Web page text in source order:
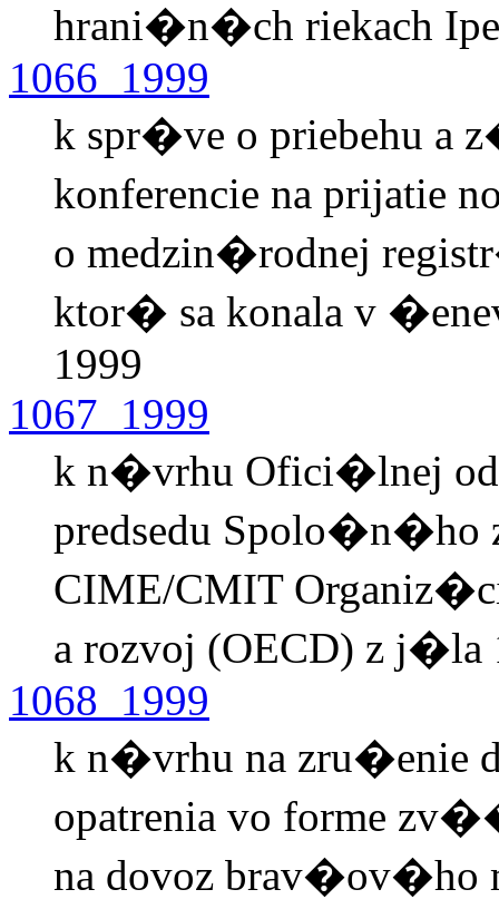
hrani�n�ch riekach
1066_1999
k spr�ve o priebehu a
konferencie na prijatie
o medzin�rodnej
ktor� sa konala v
1999
1067_1999
k n�vrhu Ofici�lnej
predsedu Spolo�n�ho
CIME/CMIT
a rozvoj (OECD) z j�la
1068_1999
k n�vrhu na zru�enie
opatrenia vo forme
na dovoz brav�ov�ho